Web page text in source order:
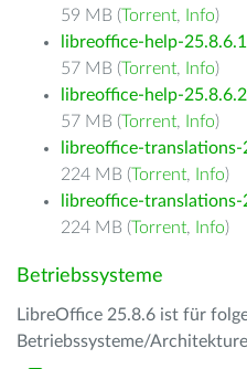
59 MB (Torrent, Info)
libreoffice-help-
57 MB (Torrent, Info)
libreoffice-help-
57 MB (Torrent, Info)
libreoffice-translations-
224 MB (Torrent, Info)
libreoffice-translations-
224 MB (Torrent, Info)
Betriebssysteme
LibreOffice 25.8.6 ist für
Betriebssysteme/